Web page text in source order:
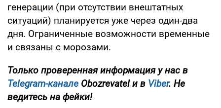
генерации (при отсутствии внештатных
ситуаций) планируется уже через один-два
дня. Ограниченные возможности временные
и связаны с морозами.
Только проверенная информация у нас в
Telegram-канале Obozrevatel и в Viber. Не
ведитесь на фейки!